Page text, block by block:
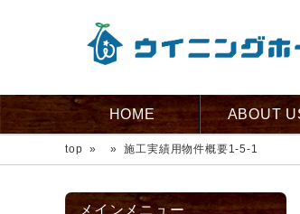
HOME ABOUT
top » »施工実績用物件概要1-5-1
メインメニュー